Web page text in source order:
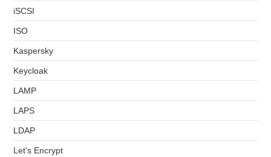
iSCSI
ISO
Kaspersky
Keycloak
LAMP
LAPS
LDAP
Let's Encrypt